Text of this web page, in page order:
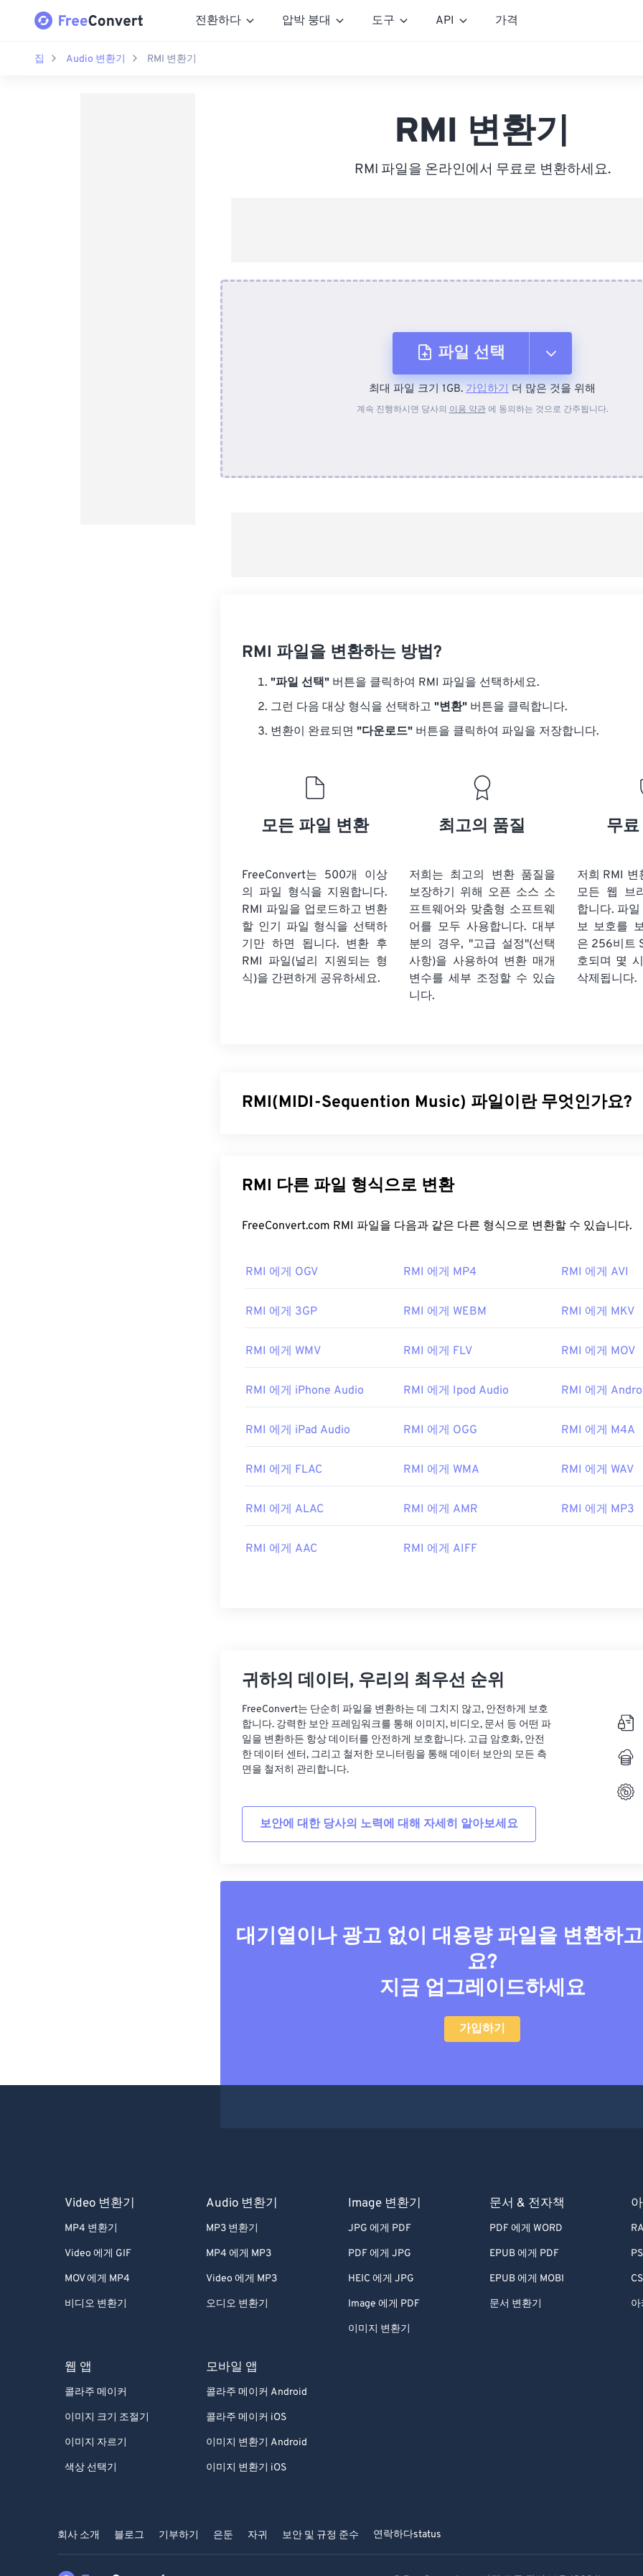
전환하다 압박 붕대 도구 API 가격
집 Audio 변환기 RMI 변환기
RMI 변환기
RMI 파일을 온라인에서 무료로 변환하세요.
파일 선택
장치에서
최대 파일 크기 1GB. 가입하기 더 많은 것을 위해
계속 진행하시면 당사의 이용 약관에 동의하는 것으로 간주됩니다.
RMI 파일을 변환하는 방법?
"파일 선택" 버튼을 클릭하여 RMI 파일을 선택하세요.
그런 다음 대상 형식을 선택하고 "변환" 버튼을 클릭합니다.
변환이 완료되면 "다운로드" 버튼을 클릭하여 파일을 저장합니다.
모든 파일 변환
FreeConvert는 500개 이상
의 파일 형식을 지원합니다.
RMI 파일을 업로드하고 변환
할 인기 파일 형식을 선택하
기만 하면 됩니다. 변환 후
RMI 파일(널리 지원되는 형
식)을 간편하게 공유하세요.
최고의 품질
저희는 최고의 변환 품질을
보장하기 위해 오픈 소스 소
프트웨어와 맞춤형 소프트웨
어를 모두 사용합니다. 대부
분의 경우, "고급 설정"(선택
사항)을 사용하여 변환 매개
변수를 세부 조정할 수 있습
니다.
무
저희 RMI 변
모든 웹 브
합니다. 파
보 보호를
은 256비트
호되며 몇
삭제됩니다.
RMI(MIDI-Sequention Music) 파일이란 무엇인가요?
주석을 저장하는 역할을 합니다. 또한, RMI 파일은 오디오 데이터를 포함하지 않
장점 중 하나는
DLS(Downloadable Sounds) 파일을 포함할 수 있다는 것입니다.
RMI 파일을 어떻게 여나요?
오디오 파일 형식도 여는 데 매우 유용한 도구입니다.
Windows에서는
vanBasco's Karaoke Player,Windows Media Player ,
개발자: MIDI 제조업체 협회
최초 출시: 1983년
https://en.wikipedia.org/wiki/MIDI
RMI 다른 파일 형식으로 변환
FreeConvert.com RMI 파일을 다음과 같은 다른 형식으로 변환할 수 있습니다.
RMI 에게 OGV RMI 에게 MP4 RMI 에게 AVI
RMI 에게 3GP RMI 에게 WEBM RMI 에게 MKV
RMI 에게 WMV RMI 에게 FLV RMI 에게 MOV
RMI 에게 iPhone Audio RMI 에게 Ipod Audio RMI 에게
RMI 에게 iPad Audio RMI 에게 OGG RMI 에게 M4A
RMI 에게 FLAC RMI 에게 WMA RMI 에게 WAV
RMI 에게 ALAC RMI 에게 AMR RMI 에게 MP3
RMI 에게 AAC RMI 에게 AIFF
귀하의 데이터, 우리의 최우선 순위
FreeConvert는 단순히 파일을 변환하는 데 그치지 않고, 안전하게 보호
합니다. 강력한 보안 프레임워크를 통해 이미지, 비디오, 문서 등 어떤 파
일을 변환하든 항상 데이터를 안전하게 보호합니다. 고급 암호화, 안전
한 데이터 센터, 그리고 철저한 모니터링을 통해 데이터 보안의 모든 측
면을 철저히 관리합니다.
보안에 대한 당사의 노력에 대해 자세히 알아보세요
대기열이나 광고 없이 대용량 파일을 변환하
요?
지금 업그레이드하세요
가입하기
Video 변환기
MP4 변환기
Video 에게 GIF
MOV 에게 MP4
비디오 변환기
Audio 변환기
MP3 변환기
MP4 에게 MP3
Video 에게 MP3
오디오 변환기
Image 변환기
JPG 에게 PDF
PDF 에게 JPG
HEIC 에게 JPG
Image 에게 PDF
이미지 변환기
문서 & 전자책
PDF 에게 WORD
EPUB 에게 PDF
EPUB 에게 MOBI
문서 변환기 아
웹 앱
콜라주 메이커
이미지 크기 조절기
이미지 자르기
색상 선택기
모바일 앱
콜라주 메이커 Android
콜라주 메이커 iOS
이미지 변환기 Android
이미지 변환기 iOS
회사 소개 블로그 기부하기 은둔 자귀 보안 및 규정 준수 연락하다status